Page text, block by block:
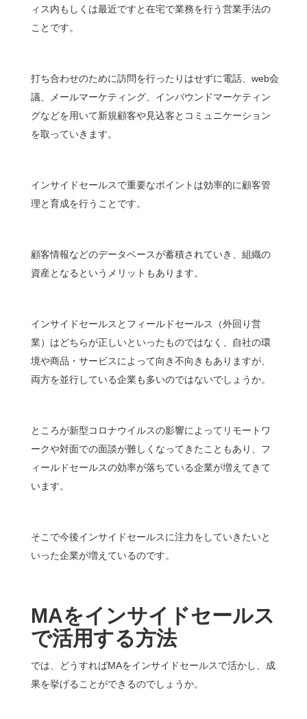
ィス内もしくは最近ですと在宅で業務を行う営業手法の
ことです。
打ち合わせのために訪問を行ったりはせずに電話、web会
議、メールマーケティング、インバウンドマーケティン
グなどを用いて新規顧客や見込客とコミュニケーション
を取っていきます。
インサイドセールスで重要なポイントは効率的に顧客管
理と育成を行うことです。
顧客情報などのデータベースが蓄積されていき、組織の
資産となるというメリットもあります。
インサイドセールスとフィールドセールス（外回り営
業）はどちらが正しいといったものではなく、自社の環
境や商品・サービスによって向き不向きもありますが、
両方を並行している企業も多いのではないでしょうか。
ところが新型コロナウイルスの影響によってリモートワ
ークや対面での面談が難しくなってきたこともあり、フ
ィールドセールスの効率が落ちている企業が増えてきて
います。
そこで今後インサイドセールスに注力をしていきたいと
いった企業が増えているのです。
MAをインサイドセールス
で活用する方法
では、どうすればMAをインサイドセールスで活かし、成
果を挙げることができるのでしょうか。